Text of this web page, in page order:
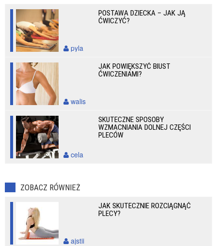
POSTAWA DZIECKA – JAK JĄ
ĆWICZYĆ?
pyla
JAK POWIĘKSZYĆ BIUST
ĆWICZENIAMI?
walis
SKUTECZNE SPOSOBY
WZMACNIANIA DOLNEJ CZĘŚCI
PLECÓW
cela
ZOBACZ RÓWNIEŻ
JAK SKUTECZNIE ROZCIĄGNĄĆ
PLECY?
ajstii